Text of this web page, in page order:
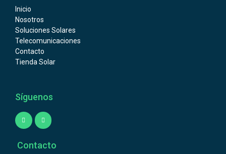
Inicio
Nosotros
Soluciones Solares
Telecomunicaciones
Contacto
Tienda Solar
Síguenos
Contacto